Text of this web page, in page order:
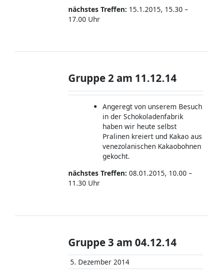
nächstes Treffen: 15.1.2015, 15.30 –
17.00 Uhr
Gruppe 2 am 11.12.14
Angeregt von unserem Besuch
in der Schokoladenfabrik
haben wir heute selbst
Pralinen kreiert und Kakao aus
venezolanischen Kakaobohnen
gekocht.
nächstes Treffen: 08.01.2015, 10.00 –
11.30 Uhr
Gruppe 3 am 04.12.14
5. Dezember 2014